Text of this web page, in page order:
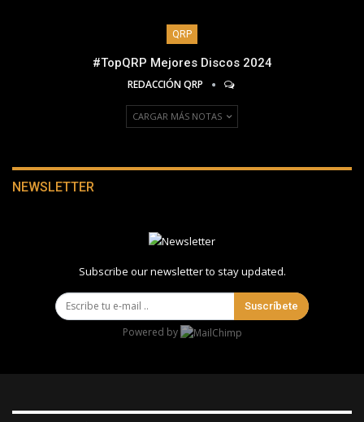
QRP
#TopQRP Mejores Discos 2024
REDACCIÓN QRP
CARGAR MÁS NOTAS
NEWSLETTER
Subscribe our newsletter to stay updated.
Suscríbete
Powered by